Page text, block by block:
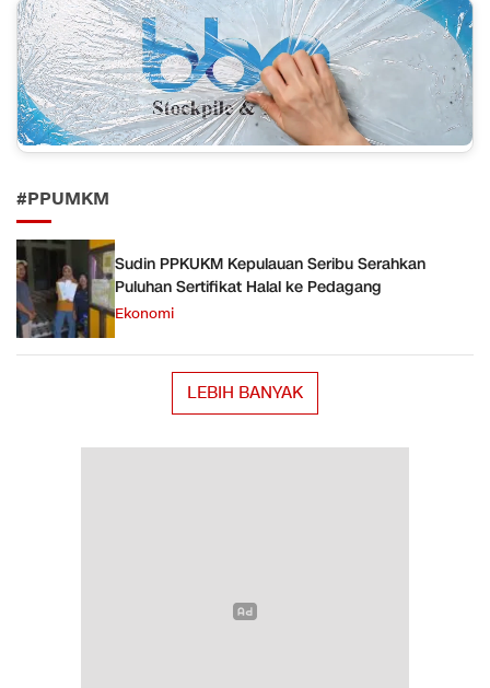
#PPUMKM
Sudin PPKUKM Kepulauan Seribu Serahkan
Puluhan Sertifikat Halal ke Pedagang
Ekonomi
LEBIH BANYAK